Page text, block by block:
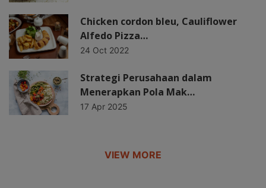
Chicken cordon bleu, Cauliflower
Alfedo Pizza…
24 Oct 2022
Strategi Perusahaan dalam
Menerapkan Pola Mak…
17 Apr 2025
VIEW MORE